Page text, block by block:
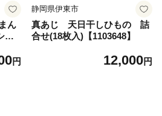
ん
ャ
円
静岡県伊東市
真あじ 天日干しひもの 詰
合せ(18枚入)【1103648】
12,000円